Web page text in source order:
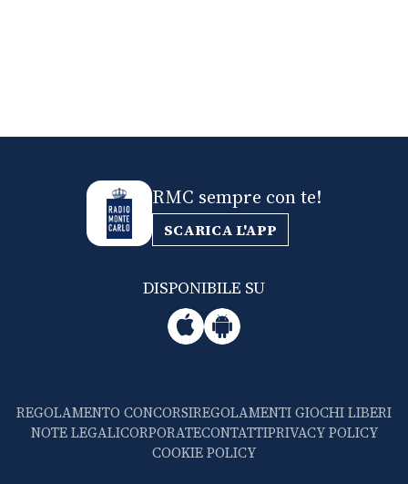
RMC sempre con te!
SCARICA L'APP
DISPONIBILE SU
REGOLAMENTO CONCORSIREGOLAMENTI GIOCHI LIBERI
NOTE LEGALICORPORATECONTATTIPRIVACY POLICY
COOKIE POLICY